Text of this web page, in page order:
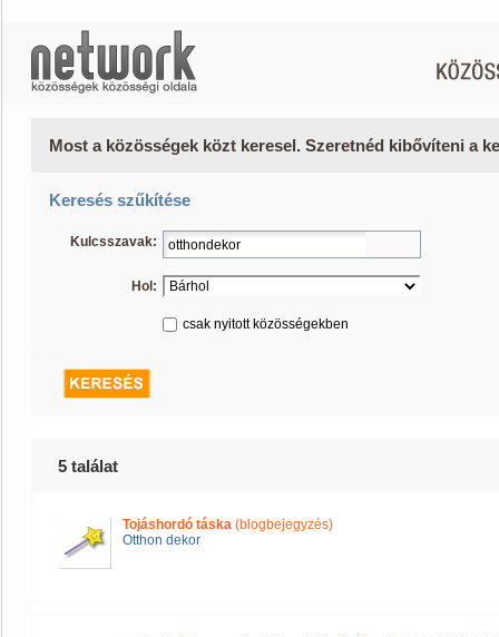
Most a közösségek közt keresel. Szeretnéd kibővíteni a
Keresés szűkítése
Kulcsszavak:
Hol:
csak nyitott közösségekben
5 találat
Tojáshordó táska (blogbejegyzés)
Otthon dekor